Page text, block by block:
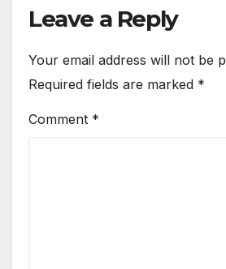
Leave a Reply
Your email address will not be
Required fields are marked *
Comment *